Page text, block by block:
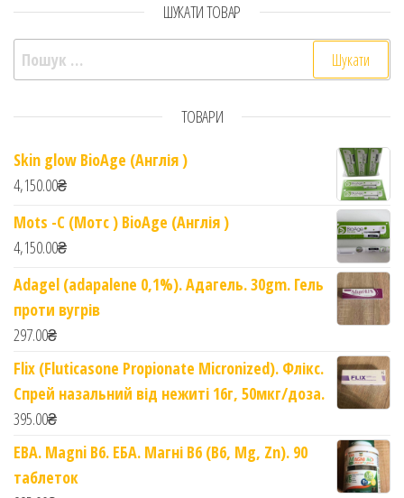
ШУКАТИ ТОВАР
Пошук:
ТОВАРИ
Skin glow BioAge (Англія )
4,150.00₴
Mots -C (Мотс ) BioAge (Англія )
4,150.00₴
Adagel (adapalene 0,1%). Адагель. 30gm. Гель
проти вугрів
297.00₴
Flix (Fluticasone Propionate Micronized). Флікс.
Спрей назальний від нежиті 16г, 50мкг/доза.
395.00₴
EBA. Magni B6. ЕБА. Магні B6 (B6, Mg, Zn). 90
таблеток